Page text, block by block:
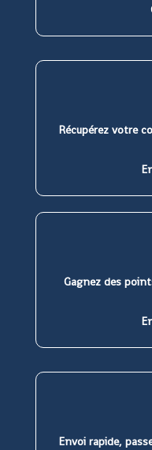
Récupérez votre
Gagnez des
Envoi rapide,